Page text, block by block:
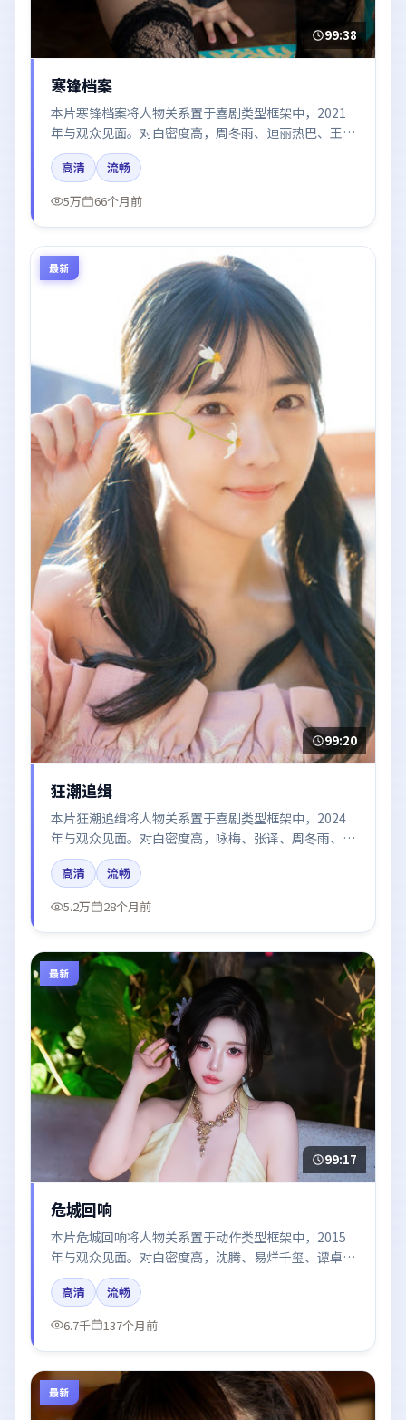
99:38
寒锋档案
本片寒锋档案将人物关系置于喜剧类型框架中，2021
年与观众见面。对白密度高，周冬雨、迪丽热巴、王
凯、雷佳音、段奕宏的台词节奏值得关注；整体气质偏
日本都市与冷色调摄影。
高清
流畅
5万
66个月前
最新
99:20
狂潮追缉
本片狂潮追缉将人物关系置于喜剧类型框架中，2024
年与观众见面。对白密度高，咏梅、张译、周冬雨、木
村拓哉、周迅的台词节奏值得关注；整体气质偏泰国都
市与冷色调摄影。
高清
流畅
5.2万
28个月前
最新
99:17
危城回响
本片危城回响将人物关系置于动作类型框架中，2015
年与观众见面。对白密度高，沈腾、易烊千玺、谭卓的
台词节奏值得关注；整体气质偏中国大陆都市与冷色调
摄影。
高清
流畅
6.7千
137个月前
最新